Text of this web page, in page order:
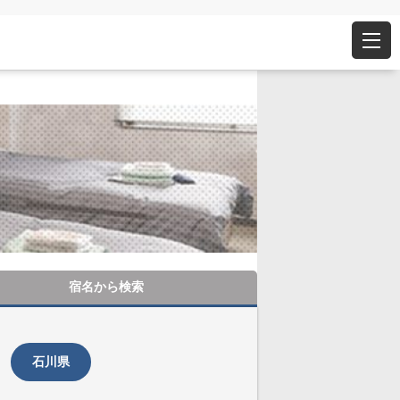
石川県
宿名から検索